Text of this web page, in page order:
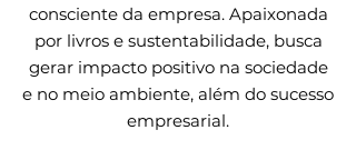
consciente da empresa. Apaixonada
por livros e sustentabilidade, busca
gerar impacto positivo na sociedade
e no meio ambiente, além do sucesso
empresarial.